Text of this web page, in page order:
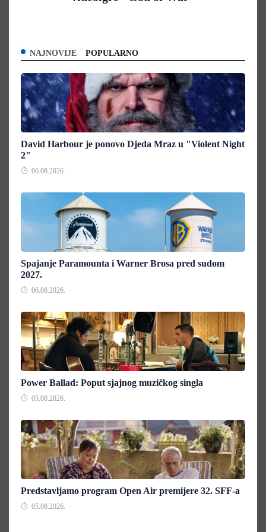
NAJNOVIJE POPULARNO
David Harbour je ponovo Djeda Mraz u "Violent Night
2"
06.08.2026.
Spajanje Paramounta i Warner Brosa pred sudom
2027.
06.08.2026.
Power Ballad: Poput sjajnog muzičkog singla
05.08.2026.
Predstavljamo program Open Air premijere 32. SFF-a
05.08.2026.